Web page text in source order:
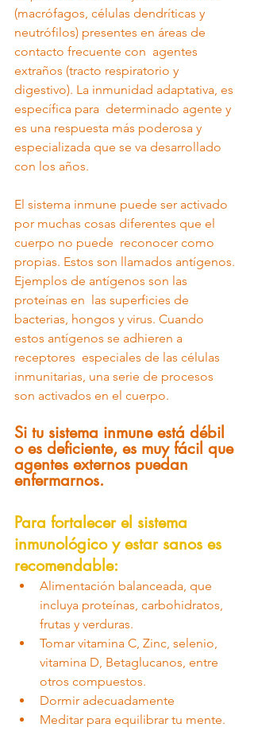
(macrófagos, células dendríticas y
neutrófilos) presentes en áreas de
contacto frecuente con  agentes
extraños (tracto respiratorio y
digestivo). La inmunidad adaptativa, es
específica para  determinado agente y
es una respuesta más poderosa y
especializada que se va desarrollado
con los años.
El sistema inmune puede ser activado
por muchas cosas diferentes que el
cuerpo no puede  reconocer como
propias. Estos son llamados antígenos.
Ejemplos de antígenos son las
proteínas en  las superficies de
bacterias, hongos y virus. Cuando
estos antígenos se adhieren a
receptores  especiales de las células
inmunitarias, una serie de procesos
son activados en el cuerpo.
Si tu sistema inmune está débil
o es deficiente, es muy fácil que
agentes externos puedan
enfermarnos.
Para fortalecer el sistema
inmunológico y estar sanos es
recomendable:
Alimentación balanceada, que
incluya proteínas, carbohidratos,
frutas y verduras.
Tomar vitamina C, Zinc, selenio,
vitamina D, Betaglucanos, entre
otros compuestos.
Dormir adecuadamente
Meditar para equilibrar tu mente.